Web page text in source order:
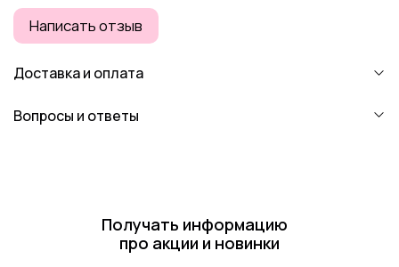
Написать отзыв
Доставка и оплата
Вопросы и ответы
Получать информацию
про акции и новинки